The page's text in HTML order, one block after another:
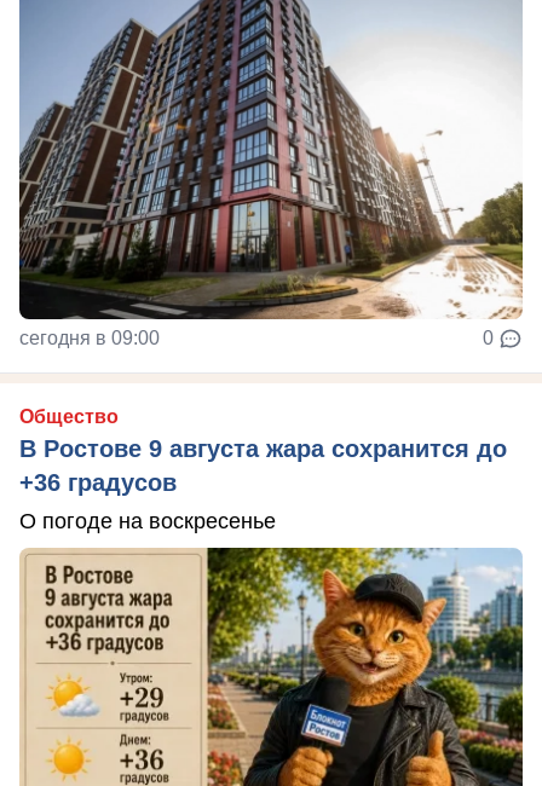
сегодня в 09:00 0
Общество
В Ростове 9 августа жара сохранится до
+36 градусов
О погоде на воскресенье